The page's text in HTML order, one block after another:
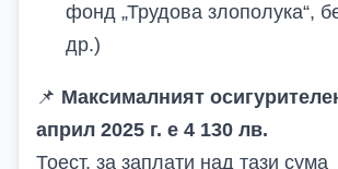
фонд „Трудова злополука“,
др.)
📌 Максималният
април 2025 г. е 4 130 лв.
Тоест, за заплати над тази сума